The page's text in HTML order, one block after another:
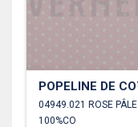
04949.021 ROSE PÂLE
100%CO